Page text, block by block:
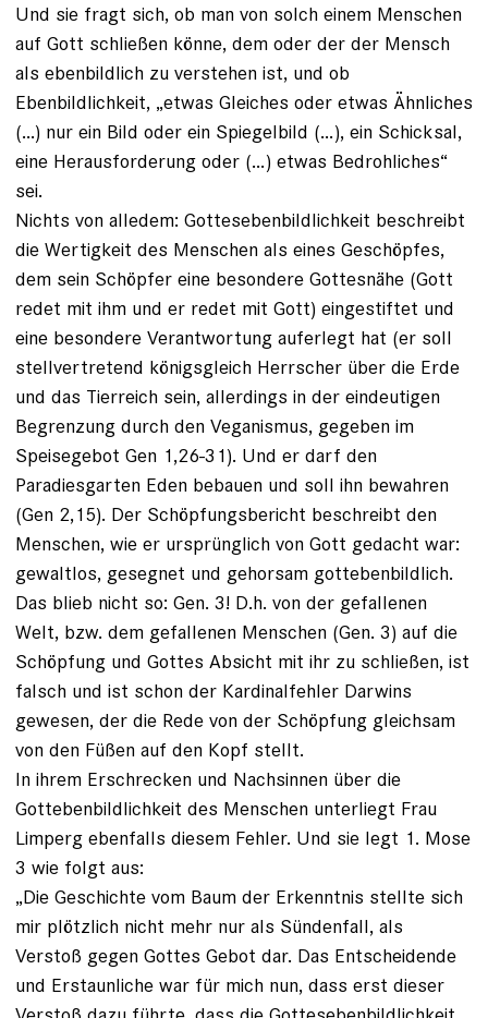
Und sie fragt sich, ob man von solch einem Menschen
auf Gott schließen könne, dem oder der der Mensch
als ebenbildlich zu verstehen ist, und ob
Ebenbildlichkeit, „etwas Gleiches oder etwas Ähnliches
(...) nur ein Bild oder ein Spiegelbild (…), ein Schicksal,
eine Herausforderung oder (…) etwas Bedrohliches“
sei.
Nichts von alledem: Gottesebenbildlichkeit beschreibt
die Wertigkeit des Menschen als eines Geschöpfes,
dem sein Schöpfer eine besondere Gottesnähe (Gott
redet mit ihm und er redet mit Gott) eingestiftet und
eine besondere Verantwortung auferlegt hat (er soll
stellvertretend königsgleich Herrscher über die Erde
und das Tierreich sein, allerdings in der eindeutigen
Begrenzung durch den Veganismus, gegeben im
Speisegebot Gen 1,26-31). Und er darf den
Paradiesgarten Eden bebauen und soll ihn bewahren
(Gen 2,15). Der Schöpfungsbericht beschreibt den
Menschen, wie er ursprünglich von Gott gedacht war:
gewaltlos, gesegnet und gehorsam gottebenbildlich.
Das blieb nicht so: Gen. 3! D.h. von der gefallenen
Welt, bzw. dem gefallenen Menschen (Gen. 3) auf die
Schöpfung und Gottes Absicht mit ihr zu schließen, ist
falsch und ist schon der Kardinalfehler Darwins
gewesen, der die Rede von der Schöpfung gleichsam
von den Füßen auf den Kopf stellt.
In ihrem Erschrecken und Nachsinnen über die
Gottebenbildlichkeit des Menschen unterliegt Frau
Limperg ebenfalls diesem Fehler. Und sie legt 1. Mose
3 wie folgt aus:
„Die Geschichte vom Baum der Erkenntnis stellte sich
mir plötzlich nicht mehr nur als Sündenfall, als
Verstoß gegen Gottes Gebot dar. Das Entscheidende
und Erstaunliche war für mich nun, dass erst dieser